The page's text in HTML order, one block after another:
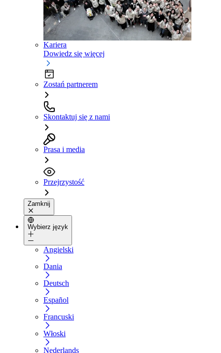
Kariera
Dowiedz się więcej
Zostań partnerem
Skontaktuj się z nami
Prasa i media
Przejrzystość
Zamknij
Wybierz język
Angielski
Dania
Deutsch
Español
Francuski
Włoski
Nederlands